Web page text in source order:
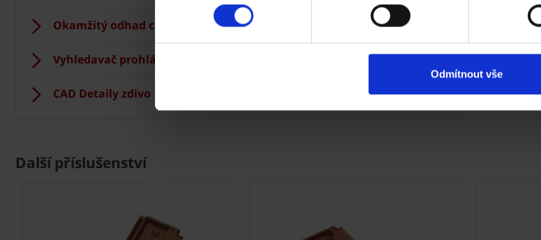
Odmítnout vše
Okamžitý odhad ceny stropu
Vyhledavač prohlášení DoP
CAD Detaily zdivo
Vizualizace střechy
Registrace záruky All Inclusive
CAD Detaily střecha
Další příslušenství